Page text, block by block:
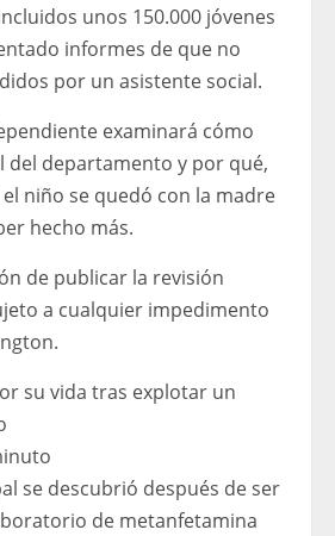
unos 150.000 jóvenes
informes de que no
por un asistente social.
examinará cómo
del departamento y por qué,
niño se quedó con la madre
hecho más.
de publicar la revisión
a cualquier impedimento
su vida tras explotar un
se descubrió después de ser
de metanfetamina